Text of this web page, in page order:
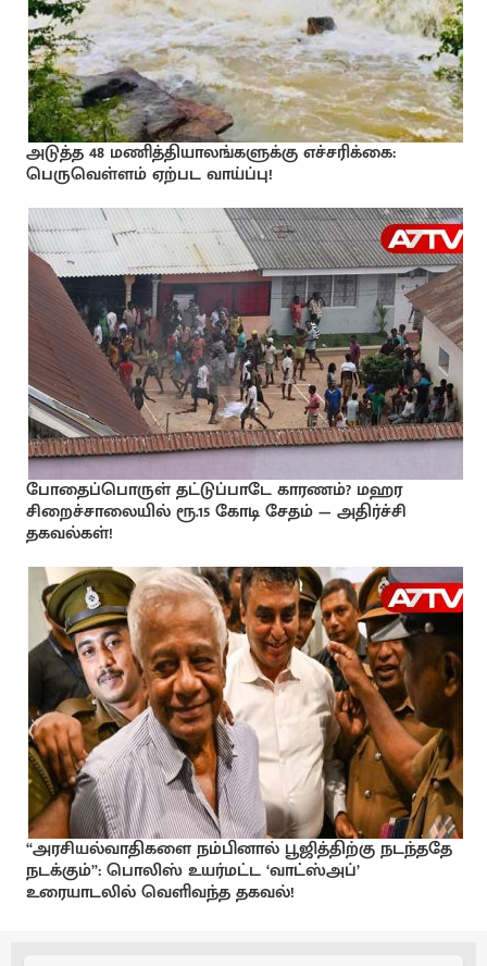
அடுத்த 48 மணித்தியாலங்களுக்கு எச்சரிக்கை:
பெருவெள்ளம் ஏற்பட வாய்ப்பு!
போதைப்பொருள் தட்டுப்பாடே காரணம்? மஹர
சிறைச்சாலையில் ரூ.15 கோடி சேதம் — அதிர்ச்சி
தகவல்கள்!
“அரசியல்வாதிகளை நம்பினால் பூஜித்திற்கு நடந்ததே
நடக்கும்”: பொலிஸ் உயர்மட்ட ‘வாட்ஸ்அப்’
உரையாடலில் வெளிவந்த தகவல்!